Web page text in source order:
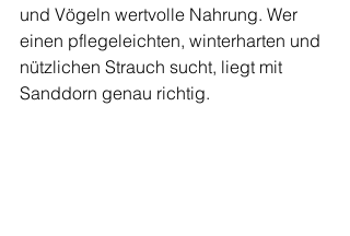
und Vögeln wertvolle Nahrung. Wer
einen pflegeleichten, winterharten und
nützlichen Strauch sucht, liegt mit
Sanddorn genau richtig.